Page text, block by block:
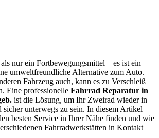
nur ein Fortbewegungsmittel – es ist ein
umweltfreundliche Alternative zum Auto.
Fahrzeug auch, kann es zu Verschleiß
Eine professionelleFahrrad Reparatur in
ist die Lösung, um Ihr Zweirad wieder in
sicher unterwegs zu sein. In diesem Artikel
besten Service in Ihrer Nähe finden und wie
Fahrradwerkstätten in Kontakt